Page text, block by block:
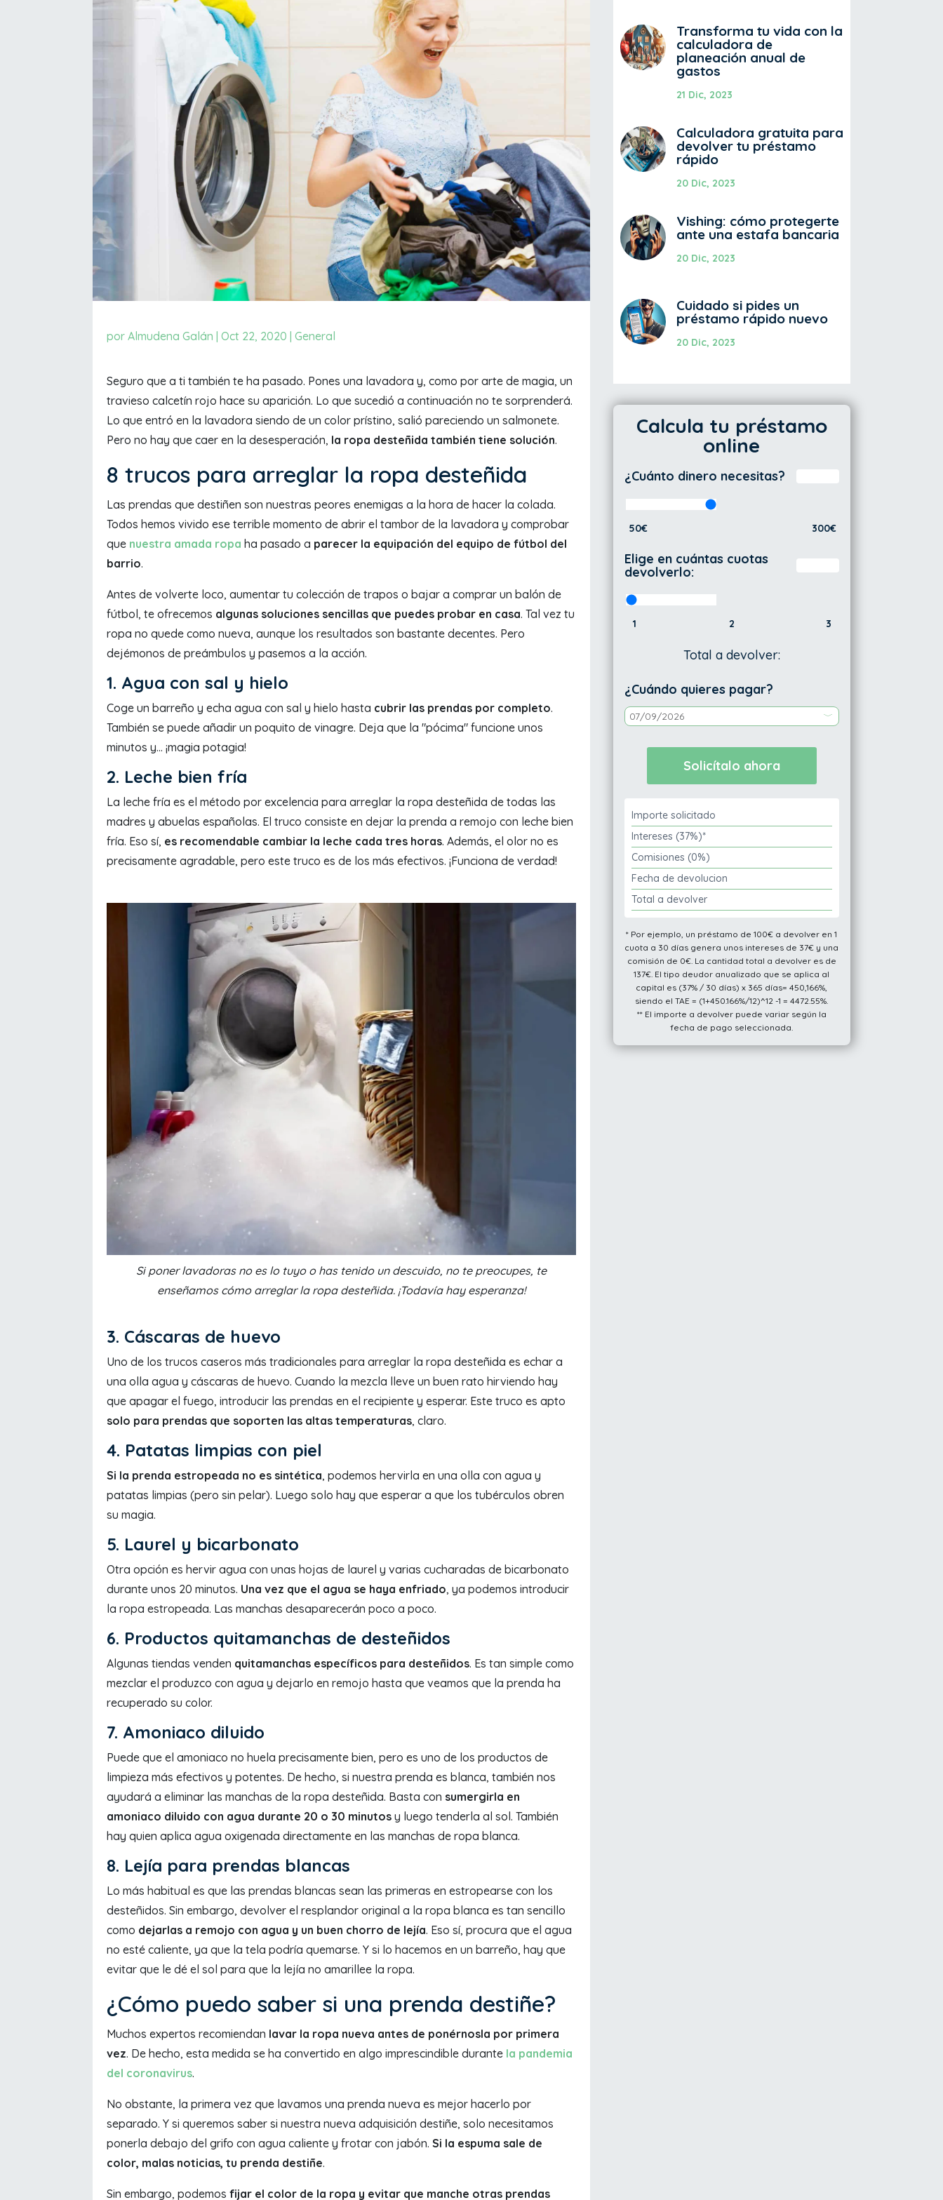
por Almudena Galán | Oct 22, 2020 | General
Seguro que a ti también te ha pasado. Pones una lavadora y, como por arte de magia, un
travieso calcetín rojo hace su aparición. Lo que sucedió a continuación no te sorprenderá.
Lo que entró en la lavadora siendo de un color prístino, salió pareciendo un salmonete.
Pero no hay que caer en la desesperación, la ropa desteñida también tiene solución.
8 trucos para arreglar la ropa desteñida
Las prendas que destiñen son nuestras peores enemigas a la hora de hacer la colada.
Todos hemos vivido ese terrible momento de abrir el tambor de la lavadora y comprobar
que nuestra amada ropa ha pasado a parecer la equipación del equipo de fútbol del
barrio.
Antes de volverte loco, aumentar tu colección de trapos o bajar a comprar un balón de
fútbol, te ofrecemos algunas soluciones sencillas que puedes probar en casa. Tal vez tu
ropa no quede como nueva, aunque los resultados son bastante decentes. Pero
dejémonos de preámbulos y pasemos a la acción.
1. Agua con sal y hielo
Coge un barreño y echa agua con sal y hielo hasta cubrir las prendas por completo.
También se puede añadir un poquito de vinagre. Deja que la "pócima" funcione unos
minutos y... ¡magia potagia!
2. Leche bien fría
La leche fría es el método por excelencia para arreglar la ropa desteñida de todas las
madres y abuelas españolas. El truco consiste en dejar la prenda a remojo con leche bien
fría. Eso sí, es recomendable cambiar la leche cada tres horas. Además, el olor no es
precisamente agradable, pero este truco es de los más efectivos. ¡Funciona de verdad!
Si poner lavadoras no es lo tuyo o has tenido un descuido, no te preocupes, te
enseñamos cómo arreglar la ropa desteñida. ¡Todavía hay esperanza!
3. Cáscaras de huevo
Uno de los trucos caseros más tradicionales para arreglar la ropa desteñida es echar a
una olla agua y cáscaras de huevo. Cuando la mezcla lleve un buen rato hirviendo hay
que apagar el fuego, introducir las prendas en el recipiente y esperar. Este truco es apto
solo para prendas que soporten las altas temperaturas, claro.
4. Patatas limpias con piel
Si la prenda estropeada no es sintética, podemos hervirla en una olla con agua y
patatas limpias (pero sin pelar). Luego solo hay que esperar a que los tubérculos obren
su magia.
5. Laurel y bicarbonato
Otra opción es hervir agua con unas hojas de laurel y varias cucharadas de bicarbonato
durante unos 20 minutos. Una vez que el agua se haya enfriado, ya podemos introducir
la ropa estropeada. Las manchas desaparecerán poco a poco.
6. Productos quitamanchas de desteñidos
Algunas tiendas venden quitamanchas específicos para desteñidos. Es tan simple como
mezclar el produzco con agua y dejarlo en remojo hasta que veamos que la prenda ha
recuperado su color.
7. Amoniaco diluido
Puede que el amoniaco no huela precisamente bien, pero es uno de los productos de
limpieza más efectivos y potentes. De hecho, si nuestra prenda es blanca, también nos
ayudará a eliminar las manchas de la ropa desteñida. Basta con sumergirla en
amoniaco diluido con agua durante 20 o 30 minutos y luego tenderla al sol. También
hay quien aplica agua oxigenada directamente en las manchas de ropa blanca.
8. Lejía para prendas blancas
Lo más habitual es que las prendas blancas sean las primeras en estropearse con los
desteñidos. Sin embargo, devolver el resplandor original a la ropa blanca es tan sencillo
como dejarlas a remojo con agua y un buen chorro de lejía. Eso sí, procura que el agua
no esté caliente, ya que la tela podría quemarse. Y si lo hacemos en un barreño, hay que
evitar que le dé el sol para que la lejía no amarillee la ropa.
¿Cómo puedo saber si una prenda destiñe?
Muchos expertos recomiendan lavar la ropa nueva antes de ponérnosla por primera
vez. De hecho, esta medida se ha convertido en algo imprescindible durante la pandemia
del coronavirus.
No obstante, la primera vez que lavamos una prenda nueva es mejor hacerlo por
separado. Y si queremos saber si nuestra nueva adquisición destiñe, solo necesitamos
ponerla debajo del grifo con agua caliente y frotar con jabón. Si la espuma sale de
color, malas noticias, tu prenda destiñe.
Sin embargo, podemos fijar el color de la ropa y evitar que manche otras prendas
Transforma tu vida con la
calculadora de
planeación anual de
gastos
21 Dic, 2023
Calculadora gratuita para
devolver tu préstamo
rápido
20 Dic, 2023
Vishing: cómo protegerte
ante una estafa bancaria
20 Dic, 2023
Cuidado si pides un
préstamo rápido nuevo
20 Dic, 2023
Calcula tu préstamo
online
¿Cuánto dinero necesitas?
50€ 300€
Elige en cuántas cuotas
devolverlo:
1 2 3
Total a devolver:
¿Cuándo quieres pagar?
Importe solicitado
Intereses (37%)*
Comisiones (0%)
Fecha de devolucion
Total a devolver
* Por ejemplo, un préstamo de 100€ a devolver en 1
cuota a 30 días genera unos intereses de 37€ y una
comisión de 0€. La cantidad total a devolver es de
137€. El tipo deudor anualizado que se aplica al
capital es (37% / 30 días) x 365 días= 450,166%,
siendo el TAE = (1+450.166%/12)^12 -1 = 4472.55%.
** El importe a devolver puede variar según la
fecha de pago seleccionada.